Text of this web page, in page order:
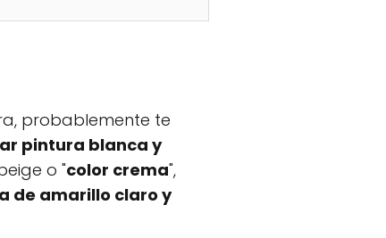
probablemente te
pintura blanca y
o "color crema",
de amarillo claro y